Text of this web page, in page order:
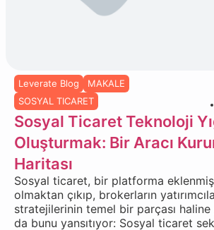
Leverate Blog
MAKALE
SOSYAL TICARET
Sosyal Ticaret Teknoloji
Oluşturmak: Bir Aracı
Haritası
Sosyal ticaret, bir platforma
olmaktan çıkıp, brokerların
stratejilerinin temel bir parçası
da bunu yansıtıyor: Sosyal ticaret